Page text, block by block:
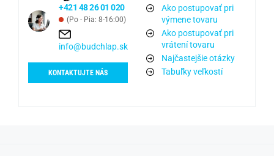
+421 48 26 01 020
(Po - Pia: 8-16:00)
info@budchlap.sk
KONTAKTUJTE NÁS
Ako postupovať pri
výmene tovaru
Ako postupovať pri
vrátení tovaru
Najčastejšie otázky
Tabuľky veľkostí